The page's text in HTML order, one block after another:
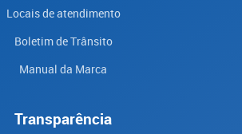
Locais de atendimento
Boletim de Trânsito
Manual da Marca
Transparência